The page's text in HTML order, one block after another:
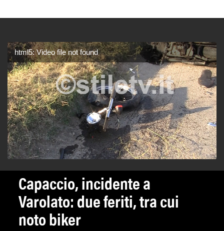
html5: Video file not found
Capaccio, incidente a
Varolato: due feriti, tra cui
noto biker